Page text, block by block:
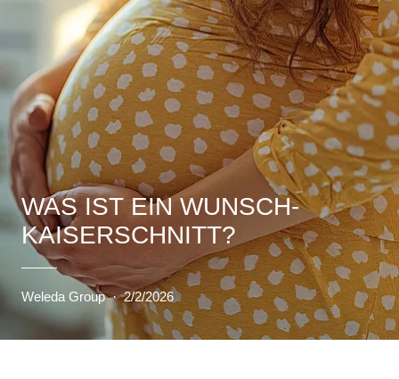
WAS IST EIN WUNSCH-
KAISERSCHNITT?
Weleda Group · 2/2/2026